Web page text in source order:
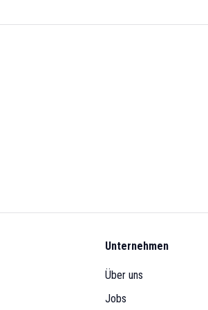
Unternehmen
Über uns
Jobs